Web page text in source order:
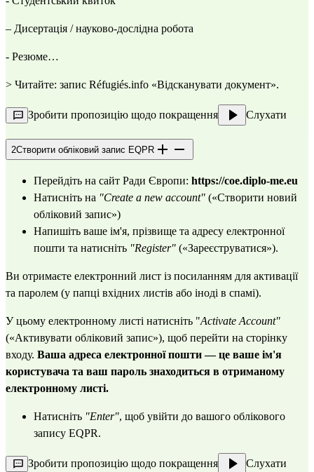
– Дисертація / науково-дослідна робота
- Резюме…
> Читайте: запис Réfugiés.info «Відсканувати документ».
Зробити пропозицію щодо покращення Слухати
2Створити обліковий запис EQPR
Перейдіть на сайт Ради Європи: https://coe.diplo-me.eu
Натисніть на "Create a new account" («Створити новий
обліковий запис»)
Напишіть ваше ім'я, прізвище та адресу електронної
пошти та натисніть "Register" («Зареєструватися»).
Ви отримаєте електронний лист із посиланням для активації
та паролем (у папці вхідних листів або іноді в спамі).
У цьому електронному листі натисніть "Activate Account"
(«Активувати обліковий запис»), щоб перейти на сторінку
входу. Ваша адреса електронної пошти — це ваше ім'я
користувача та ваш пароль знаходиться в отриманому
електронному листі.
Натисніть "Enter", щоб увійти до вашого облікового
запису EQPR.
Зробити пропозицію щодо покращення Слухати